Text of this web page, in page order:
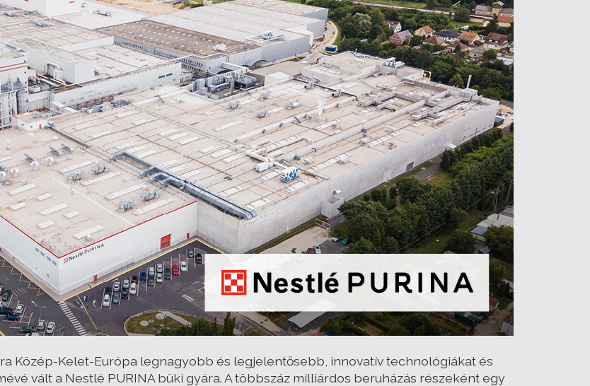
Közép-Kelet-Európa legnagyobb és legjelentősebb, innovatív technológiákat és
vált a Nestlé PURINA büki gyára. A többszáz milliárdos beruházás részeként egy